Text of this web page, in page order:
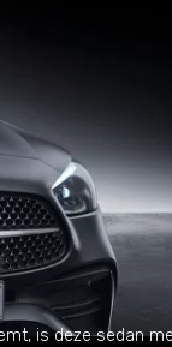
is deze sedan